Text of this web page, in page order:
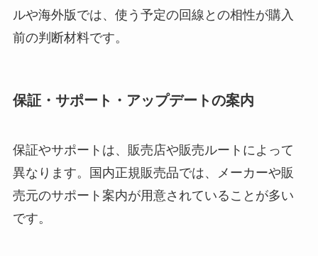
ルや海外版では、使う予定の回線との相性が購入
前の判断材料です。
保証・サポート・アップデートの案内
保証やサポートは、販売店や販売ルートによって
異なります。国内正規販売品では、メーカーや販
売元のサポート案内が用意されていることが多い
です。